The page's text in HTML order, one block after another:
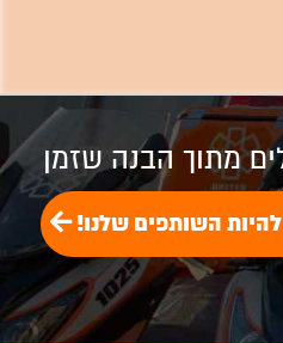
מתוך הבנה שזמן
השותפים שלנו!